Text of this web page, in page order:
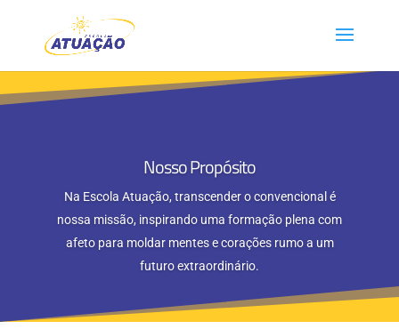
Nosso Propósito
Na Escola Atuação, transcender o convencional é
nossa missão, inspirando uma formação plena com
afeto para moldar mentes e corações rumo a um
futuro extraordinário.